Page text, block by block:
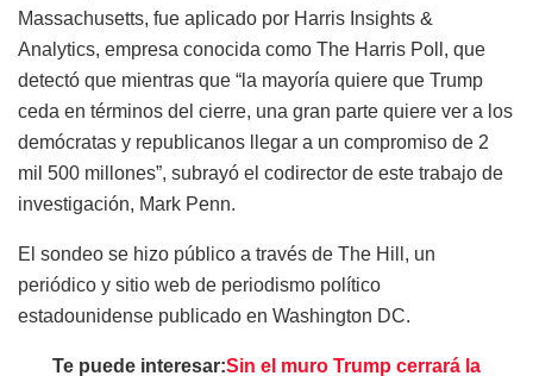
Massachusetts, fue aplicado por Harris Insights &
Analytics, empresa conocida como The Harris Poll, que
detectó que mientras que “la mayoría quiere que Trump
ceda en términos del cierre, una gran parte quiere ver a los
demócratas y republicanos llegar a un compromiso de 2
mil 500 millones”, subrayó el codirector de este trabajo de
investigación, Mark Penn.
El sondeo se hizo público a través de The Hill, un
periódico y sitio web de periodismo político
estadounidense publicado en Washington DC.
Te puede interesar:Sin el muro Trump cerrará la